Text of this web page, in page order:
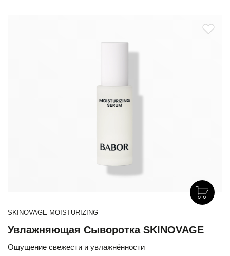
SKINOVAGE MOISTURIZING
Увлажняющая Сыворотка SKINOVAGE
Ощущение свежести и увлажнённости